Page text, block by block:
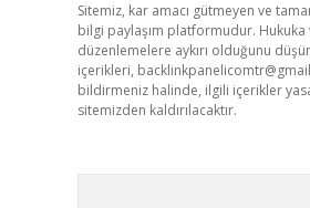
Sitemiz, kar amacı gütmeyen ve
bilgi paylaşım platformudur. Hukuka
düzenlemelere aykırı olduğunu
içerikleri,
bildirmeniz halinde, ilgili içerikler
sitemizden kaldırılacaktır.